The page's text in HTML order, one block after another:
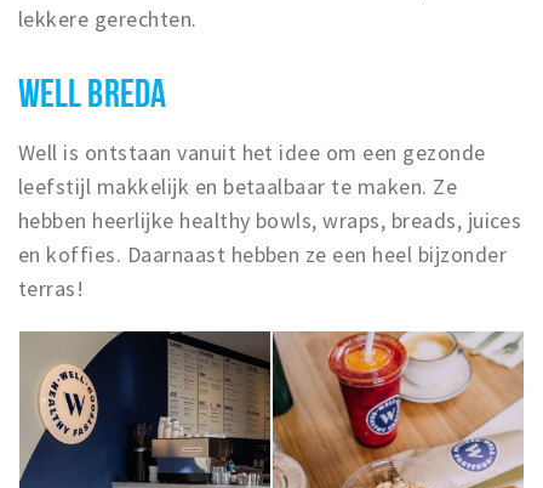
Winkelgebieden
Parkeren
Inloggen
lekkere gerechten.
WELL BREDA
Well is ontstaan vanuit het idee om een gezonde
leefstijl makkelijk en betaalbaar te maken. Ze
hebben heerlijke healthy bowls, wraps, breads, juices
en koffies. Daarnaast hebben ze een heel bijzonder
terras!